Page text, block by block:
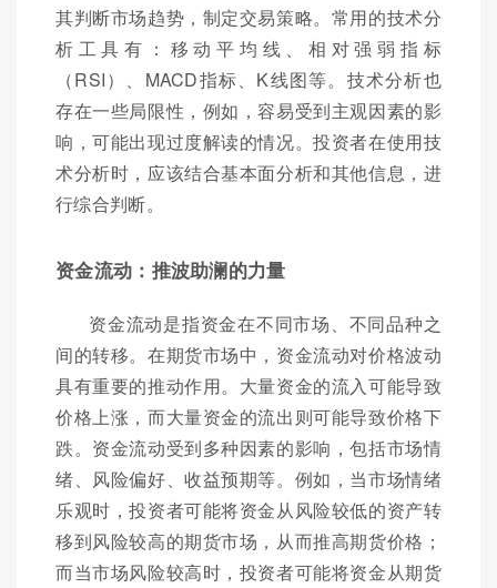
其判断市场趋势，制定交易策略。常用的技术分
析工具有：移动平均线、相对强弱指标
（RSI）、MACD指标、K线图等。技术分析也
存在一些局限性，例如，容易受到主观因素的影
响，可能出现过度解读的情况。投资者在使用技
术分析时，应该结合基本面分析和其他信息，进
行综合判断。
资金流动：推波助澜的力量
资金流动是指资金在不同市场、不同品种之
间的转移。在期货市场中，资金流动对价格波动
具有重要的推动作用。大量资金的流入可能导致
价格上涨，而大量资金的流出则可能导致价格下
跌。资金流动受到多种因素的影响，包括市场情
绪、风险偏好、收益预期等。例如，当市场情绪
乐观时，投资者可能将资金从风险较低的资产转
移到风险较高的期货市场，从而推高期货价格；
而当市场风险较高时，投资者可能将资金从期货